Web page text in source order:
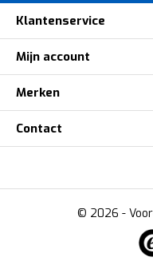
Klantenservice
Mijn account
Merken
Contact
© 2026 -